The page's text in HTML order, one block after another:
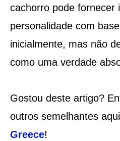
cachorro pode fornecer
personalidade com
inicialmente, mas não
como uma verdade
Gostou deste artigo?
outros semelhantes
Greece!